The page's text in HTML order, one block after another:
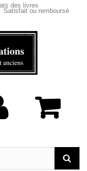
des livres
Satisfait ou remboursé